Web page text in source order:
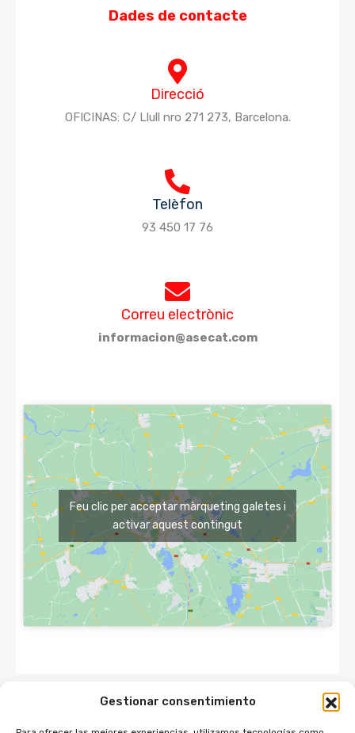
Gestionar consentimiento
Dades de contacte
Direcció
OFICINAS: C/ Llull nro 271 273, Barcelona.
Telèfon
93 450 17 76
Correu electrònic
informacion@asecat.com
Feu clic per acceptar màrqueting galetes i
activar aquest contingut